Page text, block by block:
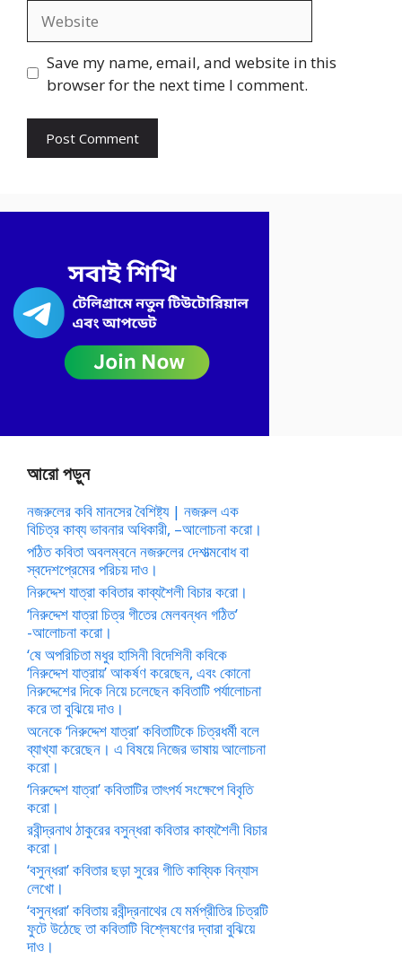
Save my name, email, and website in this
browser for the next time I comment.
আরো পড়ুন
নজরুলের কবি মানসের বৈশিষ্ট্য | নজরুল এক
বিচিত্র কাব্য ভাবনার অধিকারী, –আলোচনা করো।
পঠিত কবিতা অবলম্বনে নজরুলের দেশাত্মবোধ বা
স্বদেশপ্রেমের পরিচয় দাও।
নিরুদ্দেশ যাত্রা কবিতার কাব্যশৈলী বিচার করো।
‘নিরুদ্দেশ যাত্রা চিত্র গীতের মেলবন্ধন গঠিত’
-আলোচনা করো।
‘ষে অপরিচিতা মধুর হাসিনী বিদেশিনী কবিকে
‘নিরুদ্দেশ যাত্রায়’ আকর্ষণ করেছেন, এবং কোনো
নিরুদ্দেশের দিকে নিয়ে চলেছেন কবিতাটি পর্যালোচনা
করে তা বুঝিয়ে দাও।
অনেকে ‘নিরুদ্দেশ যাত্রা’ কবিতাটিকে চিত্রধর্মী বলে
ব্যাখ্যা করেছেন। এ বিষয়ে নিজের ভাষায় আলোচনা
করো।
‘নিরুদ্দেশ যাত্রা’ কবিতাটির তাৎপর্য সংক্ষেপে বিবৃতি
করো।
রবীন্দ্রনাথ ঠাকুরের বসুন্ধরা কবিতার কাব্যশৈলী বিচার
করো।
‘বসুন্ধরা’ কবিতার ছড়া সুরের গীতি কাব্যিক বিন্যাস
লেখো।
‘বসুন্ধরা’ কবিতায় রবীন্দ্রনাথের যে মর্মপ্রীতির চিত্রটি
ফুটে উঠেছে তা কবিতাটি বিশ্লেষণের দ্বারা বুঝিয়ে
দাও।